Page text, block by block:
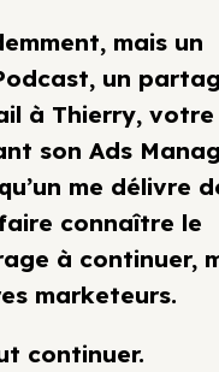
mais un
un
à Thierry, votre
son Ads
me délivre
connaître le
à continuer,
marketeurs.
continuer.